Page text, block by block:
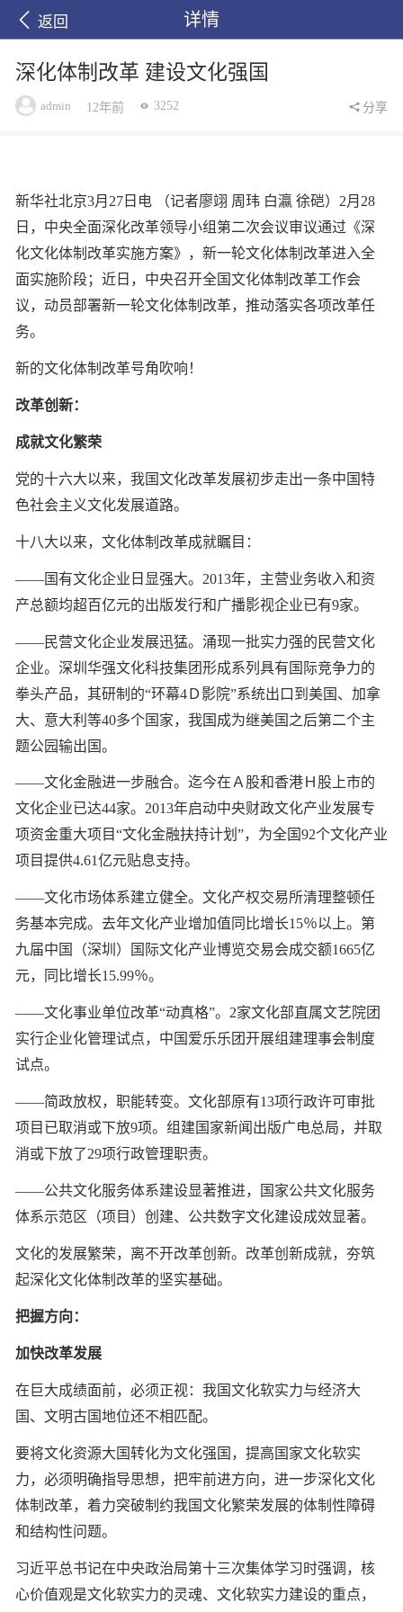
返回 详情
深化体制改革 建设文化强国
admin 12年前 3252 分享
新华社北京3月27日电 （记者廖翊 周玮 白瀛 徐硙）2月28
日，中央全面深化改革领导小组第二次会议审议通过《深
化文化体制改革实施方案》，新一轮文化体制改革进入全
面实施阶段；近日，中央召开全国文化体制改革工作会
议，动员部署新一轮文化体制改革，推动落实各项改革任
务。
新的文化体制改革号角吹响！
改革创新：
成就文化繁荣
党的十六大以来，我国文化改革发展初步走出一条中国特
色社会主义文化发展道路。
十八大以来，文化体制改革成就瞩目：
——国有文化企业日显强大。2013年，主营业务收入和资
产总额均超百亿元的出版发行和广播影视企业已有9家。
——民营文化企业发展迅猛。涌现一批实力强的民营文化
企业。深圳华强文化科技集团形成系列具有国际竞争力的
拳头产品，其研制的“环幕4Ｄ影院”系统出口到美国、加拿
大、意大利等40多个国家，我国成为继美国之后第二个主
题公园输出国。
——文化金融进一步融合。迄今在Ａ股和香港Ｈ股上市的
文化企业已达44家。2013年启动中央财政文化产业发展专
项资金重大项目“文化金融扶持计划”，为全国92个文化产业
项目提供4.61亿元贴息支持。
——文化市场体系建立健全。文化产权交易所清理整顿任
务基本完成。去年文化产业增加值同比增长15％以上。第
九届中国（深圳）国际文化产业博览交易会成交额1665亿
元，同比增长15.99％。
——文化事业单位改革“动真格”。2家文化部直属文艺院团
实行企业化管理试点，中国爱乐乐团开展组建理事会制度
试点。
——简政放权，职能转变。文化部原有13项行政许可审批
项目已取消或下放9项。组建国家新闻出版广电总局，并取
消或下放了29项行政管理职责。
——公共文化服务体系建设显著推进，国家公共文化服务
体系示范区（项目）创建、公共数字文化建设成效显著。
文化的发展繁荣，离不开改革创新。改革创新成就，夯筑
起深化文化体制改革的坚实基础。
把握方向：
加快改革发展
在巨大成绩面前，必须正视：我国文化软实力与经济大
国、文明古国地位还不相匹配。
要将文化资源大国转化为文化强国，提高国家文化软实
力，必须明确指导思想，把牢前进方向，进一步深化文化
体制改革，着力突破制约我国文化繁荣发展的体制性障碍
和结构性问题。
习近平总书记在中央政治局第十三次集体学习时强调，核
心价值观是文化软实力的灵魂、文化软实力建设的重点，